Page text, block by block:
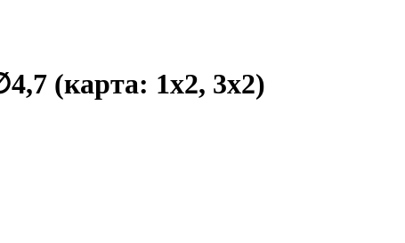
(карта: 1х2, 3х2)